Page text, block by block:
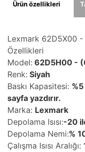
Ürün özellikleri
Lexmark 62D5X00
Özellikleri
Model: 62D5H00 -
Renk: Siyah
Baskı Kapasitesi:
sayfa yazdırır.
Marka: Lexmark
Depolama Isısı:-20
Depolama Nemi:%
Çalışma Isısı Aralığı: